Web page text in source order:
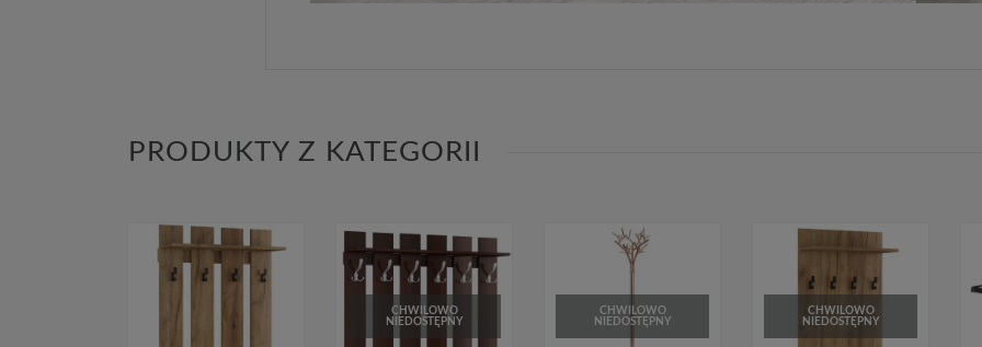
PRODUKTY Z KATEGORII
CHWILOWO
NIEDOSTĘPNY
CHWILOWO
NIEDOSTĘPNY
CHWILOWO
NIEDOSTĘPNY